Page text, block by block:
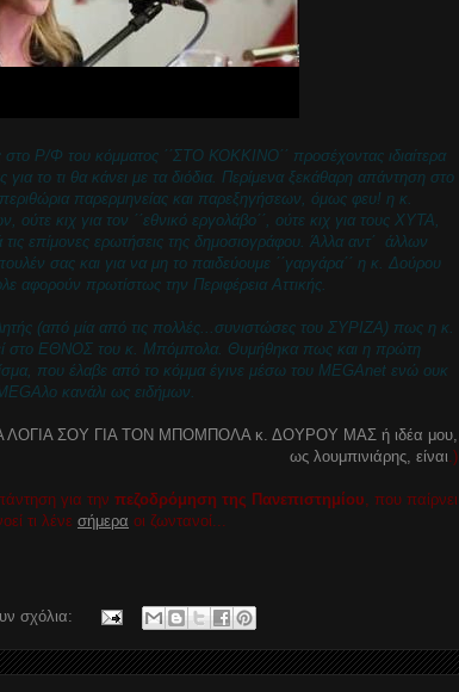
Ρ/Φ του κόμματος ΄΄ΣΤΟ ΚΟΚΚΙΝΟ΄΄ προσέχοντας ιδιαίτερα
για το τι θα κάνει με τα διόδια. Περίμενα ξεκάθαρη απάντηση στο
παρερμηνείας και παρεξηγήσεων, όμως φευ! η κ.
κιχ για τον ΄΄εθνικό εργολάβο΄΄, ούτε κιχ για τους ΧΥΤΑ,
επίμονες ερωτήσεις της δημοσιογράφου. Άλλα αντ΄ άλλων
σας και για να μη το παιδεύουμε ΄΄γαργάρα΄΄ η κ. Δούρου
αφορούν πρωτίστως την Περιφέρεια Αττικής.
(από μία από τις πολλές...συνιστώσες του ΣΥΡΙΖΑ) πως η κ.
στο ΕΘΝΟΣ του κ. Μπόμπολα. Θυμήθηκα πως και η πρώτη
που έλαβε από το κόμμα έγινε μέσω του MEGAnet ενώ ουκ
κανάλι ως ειδήμων.
ΛΟΓΙΑ ΣΟΥ ΓΙΑ ΤΟΝ ΜΠΟΜΠΟΛΑ κ. ΔΟΥΡΟΥ ΜΑΣ ή ιδέα μου,
ως λουμπινιάρης, είναι.)
για την πεζοδρόμηση της Πανεπιστημίου, που παίρνει
τι λένε σήμερα οι ζωντανοί...
σχόλια: